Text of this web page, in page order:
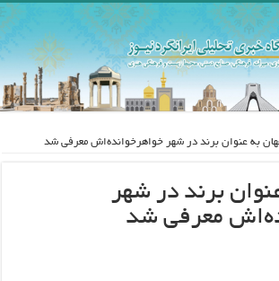
به عنوان برند در شهر خواهرخوانده‌اش معرفی شد
برند در شهر
معرفی شد